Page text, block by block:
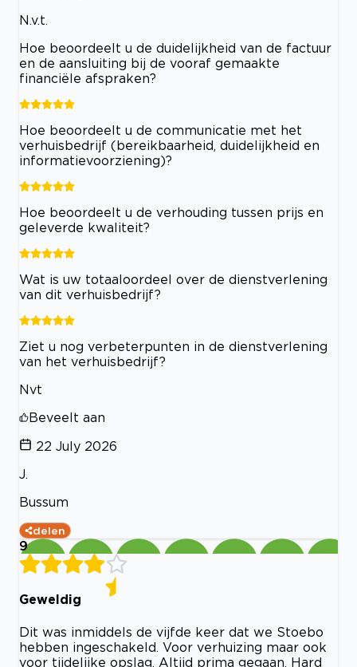
N.v.t.
Hoe beoordeelt u de duidelijkheid van de factuur
en de aansluiting bij de vooraf gemaakte
financiële afspraken?
Hoe beoordeelt u de communicatie met het
verhuisbedrijf (bereikbaarheid, duidelijkheid en
informatievoorziening)?
Hoe beoordeelt u de verhouding tussen prijs en
geleverde kwaliteit?
Wat is uw totaaloordeel over de dienstverlening
van dit verhuisbedrijf?
Ziet u nog verbeterpunten in de dienstverlening
van het verhuisbedrijf?
Nvt
Beveelt aan
22 July 2026
J.
Bussum
delen
9
Geweldig
Dit was inmiddels de vijfde keer dat we Stoebo
hebben ingeschakeld. Voor verhuizing maar ook
voor tijdelijke opslag. Altijd prima gegaan. Hard